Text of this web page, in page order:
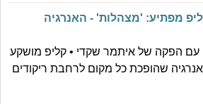
מפתיע: 'מצהלות' - האנרגיה
עם הפקה של איתמר שקדי • קליפ מושקע
שהופכת כל מקום לרחבת ריקודים